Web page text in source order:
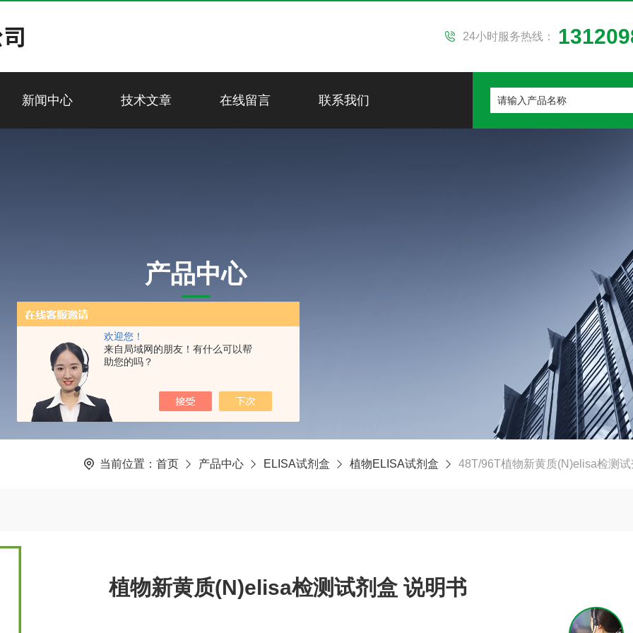
欢迎您！
来自局域网的朋友！有什么可以帮
助您的吗？
24小时服务热线：
新闻中心 技术文章 在线留言 联系我们
产品中心
当前位置： 首页 产品中心 ELISA试剂盒 植物ELISA试剂盒 48T/96T植物新黄质(N)elisa检测
植物新黄质(N)elisa检测试剂盒 说明书